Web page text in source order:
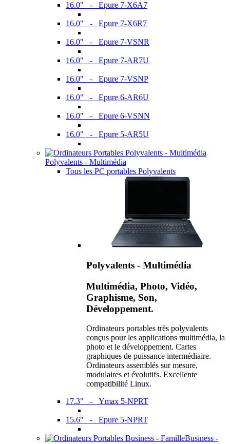
16.0" - Epure 7-X6A7
16.0" - Epure 7-X6R7
16.0" - Epure 7-VSNR
16.0" - Epure 7-AR7U
16.0" - Epure 7-VSNP
16.0" - Epure 6-AR6U
16.0" - Epure 6-VSNN
16.0" - Epure 5-AR5U
Polyvalents - Multimédia
Tous les PC portables Polyvalents
Polyvalents - Multimédia
Multimédia, Photo, Vidéo,
Graphisme, Son,
Développement.
Ordinateurs portables très polyvalents
conçus pour les applications multimédia, la
photo et le développement. Cartes
graphiques de puissance intermédiaire.
Ordinateurs assemblés sur mesure,
modulaires et évolutifs. Excellente
compatibilité Linux.
17.3" - Ymax 5-NPRT
15.6" - Epure 5-NPRT
Business -